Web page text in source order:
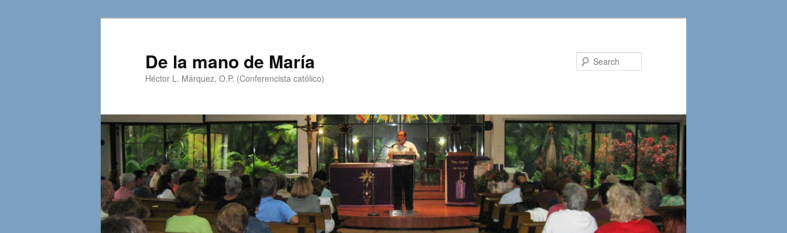
De la mano de María
Héctor L. Márquez, O.P. (Conferencista católico)